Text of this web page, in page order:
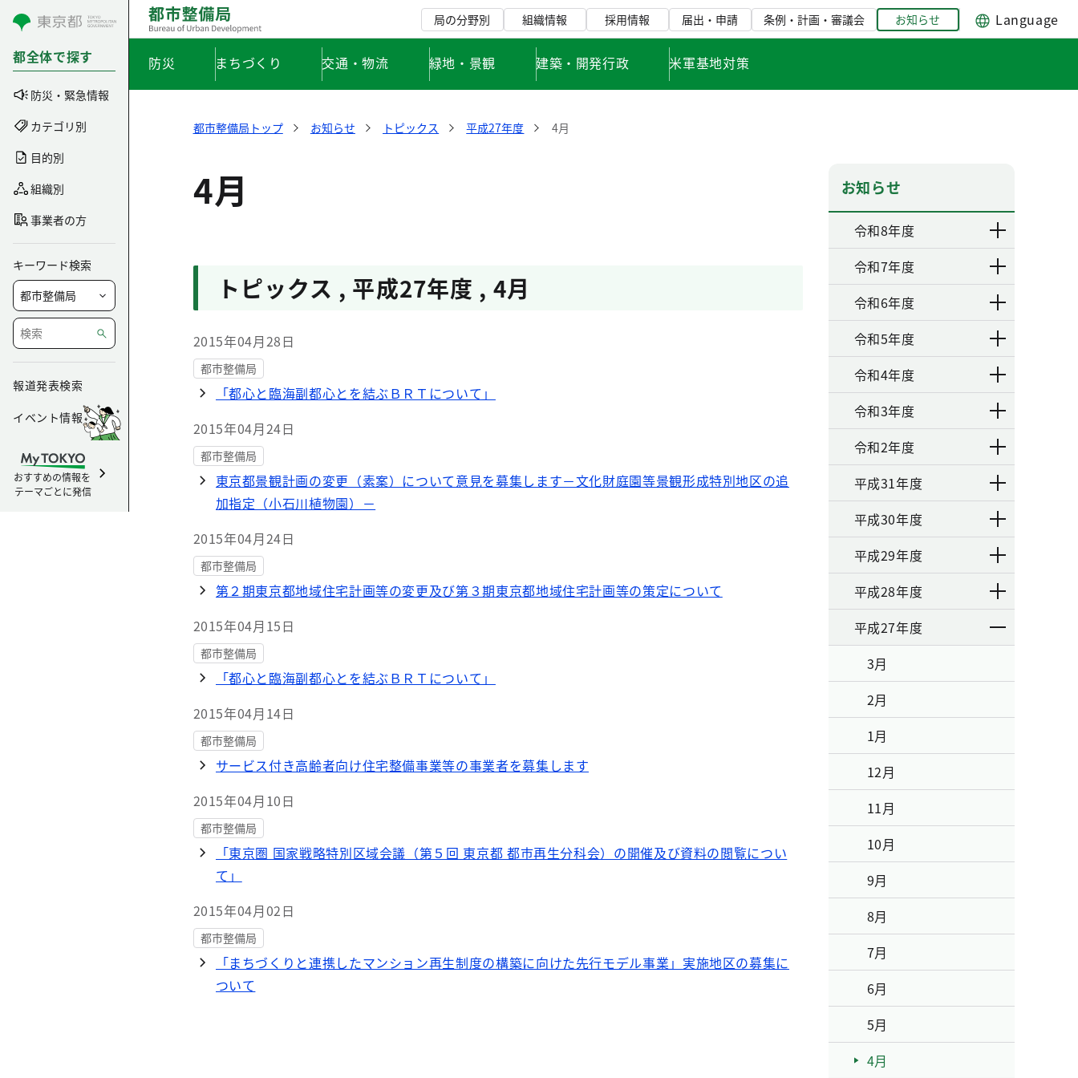
コンテンツにスキップ
都全体で探す
防災・緊急情報
カテゴリ別
目的別
組織別
事業者の方
キーワード検索
報道発表検索
イベント情報
おすすめの情報を
テーマごとに発信
局の分野別 組織情報 採用情報 届出・申請 条例・計画・審議会 お知らせ Language
防災 まちづくり 交通・物流 緑地・景観 建築・開発行政 米軍基地対策
都市整備局トップ お知らせ トピックス 平成27年度 4月
4月
トピックス , 平成27年度 , 4月
2015年04月28日
都市整備局
「都心と臨海副都心とを結ぶＢＲＴについて」
2015年04月24日
都市整備局
東京都景観計画の変更（素案）について意見を募集します－文化財庭園等景観形成特別地区の追
加指定（小石川植物園）－
2015年04月24日
都市整備局
第２期東京都地域住宅計画等の変更及び第３期東京都地域住宅計画等の策定について
2015年04月15日
都市整備局
「都心と臨海副都心とを結ぶＢＲＴについて」
2015年04月14日
都市整備局
サービス付き高齢者向け住宅整備事業等の事業者を募集します
2015年04月10日
都市整備局
「東京圏 国家戦略特別区域会議（第５回 東京都 都市再生分科会）の開催及び資料の閲覧につい
て」
2015年04月02日
都市整備局
「まちづくりと連携したマンション再生制度の構築に向けた先行モデル事業」実施地区の募集に
ついて
お知らせ
令和8年度
令和7年度
令和6年度
令和5年度
令和4年度
令和3年度
令和2年度
平成31年度
平成30年度
平成29年度
平成28年度
平成27年度
3月
2月
1月
12月
11月
10月
9月
8月
7月
6月
5月
4月